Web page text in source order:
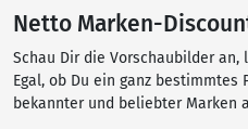
Netto Marken-
Schau Dir die Vorschaubilder
Egal, ob Du ein ganz
bekannter und beliebter Marken